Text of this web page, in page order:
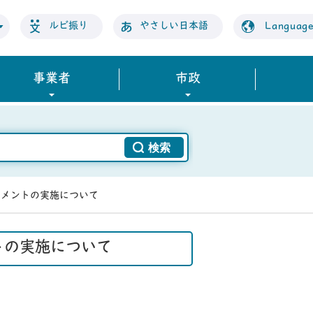
ルビ振り やさしい日本語 Language
事業者 市政
ントの実施について
実施について